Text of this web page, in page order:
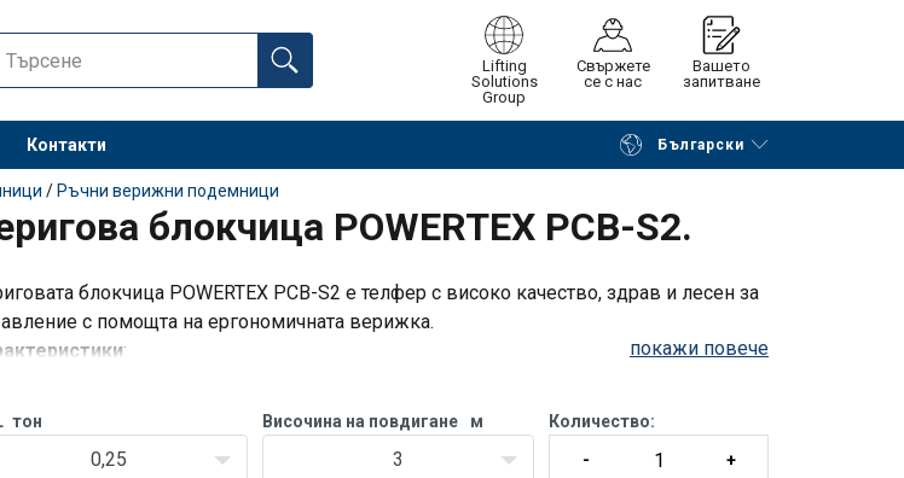
Lifting
Solutions
Group
Свържете
се с нас
Вашето
запитване
Контакти Български
Останете на страницата Поискайте оферта
/ Ръчни верижни подемници
блокчица POWERTEX PCB-S2.
блокчица POWERTEX PCB-S2 е телфер с високо качество, здрав и лесен за
с помощта на ергономичната верижка.
:
товароносимост преди напускането на фабриката.
Компактна и л
покажи повече
тон
0,25
Височина на повдигане м
3
Количество: